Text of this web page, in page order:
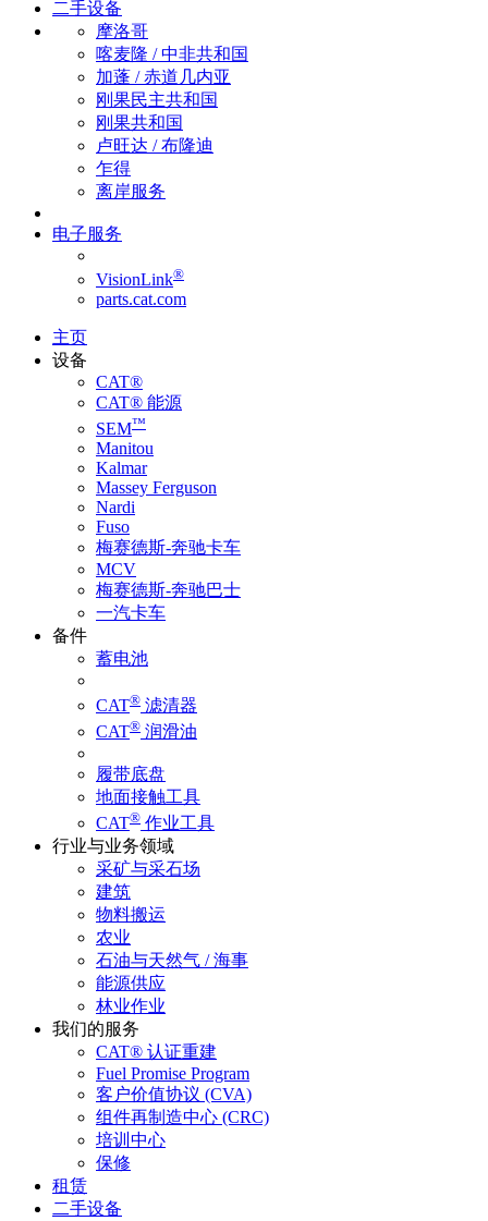
二手设备
摩洛哥
喀麦隆 / 中非共和国
加蓬 / 赤道几内亚
刚果民主共和国
刚果共和国
卢旺达 / 布隆迪
乍得
离岸服务
电子服务
VisionLink®
parts.cat.com
主页
设备
CAT®
CAT® 能源
SEM™
Manitou
Kalmar
Massey Ferguson
Nardi
Fuso
梅赛德斯-奔驰卡车
MCV
梅赛德斯-奔驰巴士
一汽卡车
备件
蓄电池
CAT® 滤清器
CAT® 润滑油
履带底盘
地面接触工具
CAT® 作业工具
行业与业务领域
采矿与采石场
建筑
物料搬运
农业
石油与天然气 / 海事
能源供应
林业作业
我们的服务
CAT® 认证重建
Fuel Promise Program
客户价值协议 (CVA)
组件再制造中心 (CRC)
培训中心
保修
租赁
二手设备